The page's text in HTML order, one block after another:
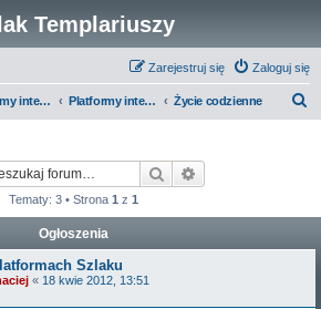
Templariuszy
Zaloguj się
Zarejestruj się
Platformy interaktywne Szlaku Templariuszy Platformy interaktywne - Zakon Templariuszy Życie codzienne
Szukaj
Tematy: 3 • Strona 1 z 1
Ogłoszenia
Szlaku
« 18 kwie 2012, 13:51